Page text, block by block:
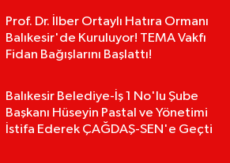
Prof. Dr. İlber Ortaylı Hatıra Ormanı
Balıkesir'de Kuruluyor! TEMA Vakfı
Fidan Bağışlarını Başlattı!
Balıkesir Belediye-İş 1 No'lu Şube
Başkanı Hüseyin Pastal ve Yönetimi
İstifa Ederek ÇAĞDAŞ-SEN'e Geçti